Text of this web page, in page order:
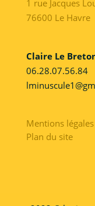
1 rue Jacques
76600 Le Havre
Claire Le
06.28.07.56.84
Mentions légales
Plan du site